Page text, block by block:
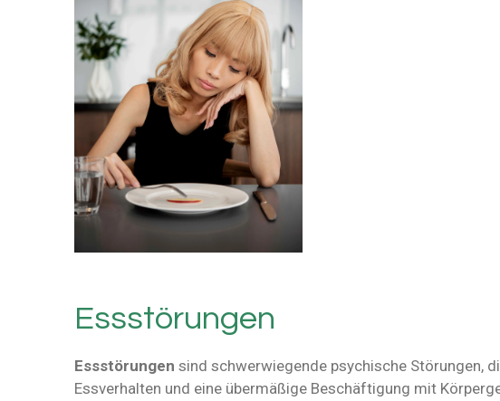
Essstörungen
Essstörungen sind schwerwiegende psychische Störungen,
Essverhalten und eine übermäßige Beschäftigung mit